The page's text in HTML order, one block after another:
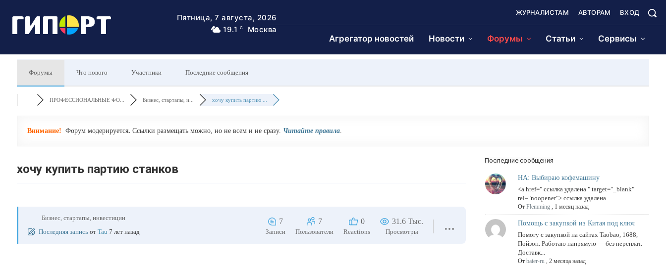
Пятница, 7 августа, 2026
19.1
C Москва
ЖУРНАЛИСТАМ АВТОРАМ ВХОД
Агрегатор новостей Новости Форумы Статьи Сервисы
Форумы Что нового Участники Последние сообщения
ПРОФЕССИОНАЛЬНЫЕ ФО... Бизнес, стартапы, и... хочу купить партию ...
Внимание! Форум модерируется. Ссылки размещать можно, но не всем и не сразу. Читайте правила.
хочу купить партию станков
Бизнес, стартапы, инвестиции
Последняя запись от Tau 7 лет назад
7
Записи
7
Пользователи
0
Reactions
31.6 Тыс.
Просмотры
Последние сообщения
НА: Выбираю кофемашину
<a href=" ссылка удалена " target="_blank"
rel="noopener"> ссылка удалена
ОтFlemming , 1 месяц назад
Помощь с закупкой из Китая под ключ
Помогу с закупкой на сайтах Taobao, 1688,
Пойзон. Работаю напрямую — без переплат.
Доставк...
Отbaier-ru ,2 месяца назад